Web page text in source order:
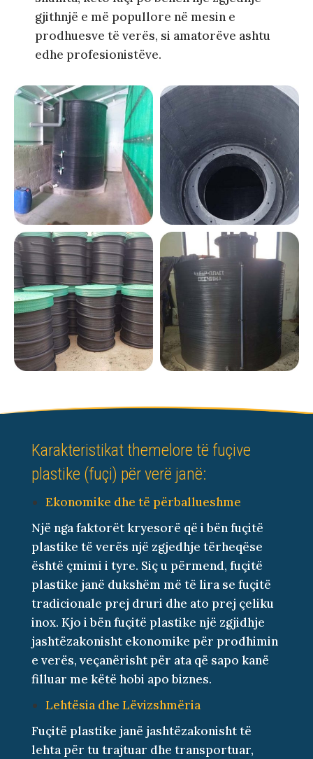
gjithnjë e më popullore në mesin e
prodhuesve të verës, si amatorëve ashtu
edhe profesionistëve.
Karakteristikat themelore të fuçive
plastike (fuçi) për verë janë:
Ekonomike dhe të përballueshme
Një nga faktorët kryesorë që i bën fuçitë
plastike të verës një zgjedhje tërheqëse
është çmimi i tyre. Siç u përmend, fuçitë
plastike janë dukshëm më të lira se fuçitë
tradicionale prej druri dhe ato prej çeliku
inox. Kjo i bën fuçitë plastike një zgjidhje
jashtëzakonisht ekonomike për prodhimin
e verës, veçanërisht për ata që sapo kanë
filluar me këtë hobi apo biznes.
Lehtësia dhe Lëvizshmëria
Fuçitë plastike janë jashtëzakonisht të
lehta për tu trajtuar dhe transportuar,